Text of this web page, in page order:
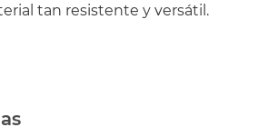
tan resistente y versátil.